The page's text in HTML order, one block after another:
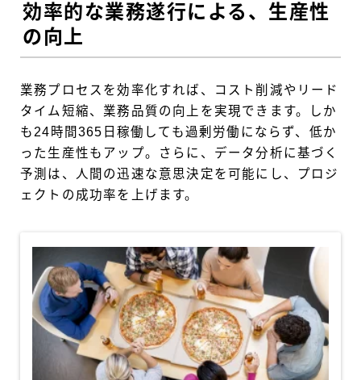
効率的な業務遂行による、生産性
の向上
業務プロセスを効率化すれば、コスト削減やリード
タイム短縮、業務品質の向上を実現できます。しか
も24時間365日稼働しても過剰労働にならず、低か
った生産性もアップ。さらに、データ分析に基づく
予測は、人間の迅速な意思決定を可能にし、プロジ
ェクトの成功率を上げます。